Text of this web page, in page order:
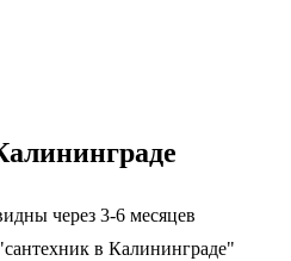
через 3-6 месяцев
в Калининграде"